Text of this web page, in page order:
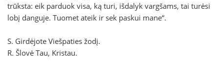
trūksta: eik parduok visa, ką turi, išdalyk vargšams, tai turėsi
lobį danguje. Tuomet ateik ir sek paskui mane“.
S. Girdėjote Viešpaties žodį.
R. Šlovė Tau, Kristau.